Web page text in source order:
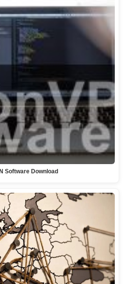
Software Download